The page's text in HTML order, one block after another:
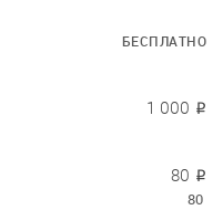
БЕСПЛАТНО
1 000 ₽
80
80 ₽